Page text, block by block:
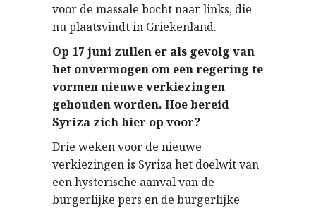
voor de massale bocht naar links, die
nu plaatsvindt in Griekenland.
Op 17 juni zullen er als gevolg van
het onvermogen om een ​​regering te
vormen nieuwe verkiezingen
gehouden worden. Hoe bereid
Syriza zich hier op voor?
Drie weken voor de nieuwe
verkiezingen is Syriza het doelwit van
een hysterische aanval van de
burgerlijke pers en de burgerlijke